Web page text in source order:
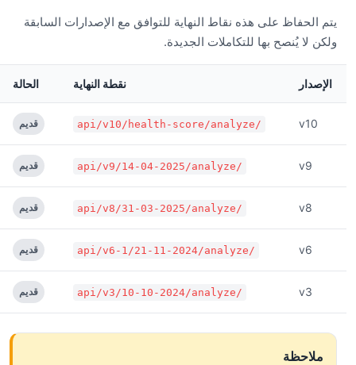
يتم الحفاظ على هذه نقاط النهاية للتوافق مع الإصدارات السابقة
ولكن لا يُنصح بها للتكاملات الجديدة.
الإصدار نقطة النهاية الحالة
v10
/api/v10/health-score/analyze قديم
v9
/api/v9/14-04-2025/analyze قديم
v8
/api/v8/31-03-2025/analyze قديم
v6
/api/v6-1/21-11-2024/analyze قديم
v3
/api/v3/10-10-2024/analyze قديم
ملاحظة